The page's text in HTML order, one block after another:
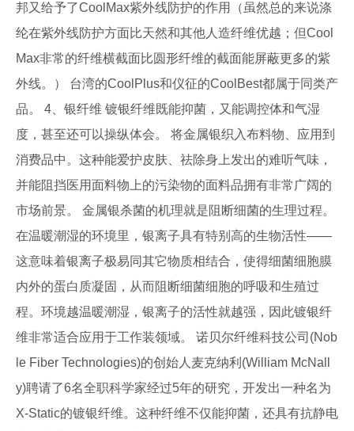
邦又给予了CoolMax紫外线防护的作用（虽然总的来说涤
纶在紫外线防护方面比天然和其他人造纤维优越；但Cool
Max非常的纤维横截面比圆形纤维的截面能屏蔽更多的紫
外线。） 台湾的CoolPlus和仪征的CoolBest都属于同类产
品。 4、银纤维 镀银纤维既能抑菌，又能调控体和气湿
度，甚至还可以操纵体会。 将金属银织入布料物、应用到
消费品中。这种能爱护皮肤、祛除身上发出的难听气味，
并能阻挡医用面料物上的污染物的面料品拥有非常广阔的
市场前景。 金属银杀菌的机理就是阻断细菌的生理过程。
在温暖潮湿的环境里，银离子具有特别高的生物活性——
这意味着银离子极易同其它物质相结合，使得细菌细胞膜
内外的蛋白质凝固，从而阻断细菌细胞的呼吸和生殖过
程。环境越温暖潮湿，银离子的活性就越强，因此镀银纤
维非常适合应用于工作装领域。 诺贝尔纤维科技公司(Nob
le Fiber Technologies)的创始人麦克纳利(William McNall
y)聘请了6名全职科学家经过5年的研究，开发出一种名为
X-Static的镀银纤维。这种纤维不仅能抑菌，还具有抗静电